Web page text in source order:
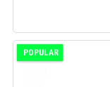
POPULAR